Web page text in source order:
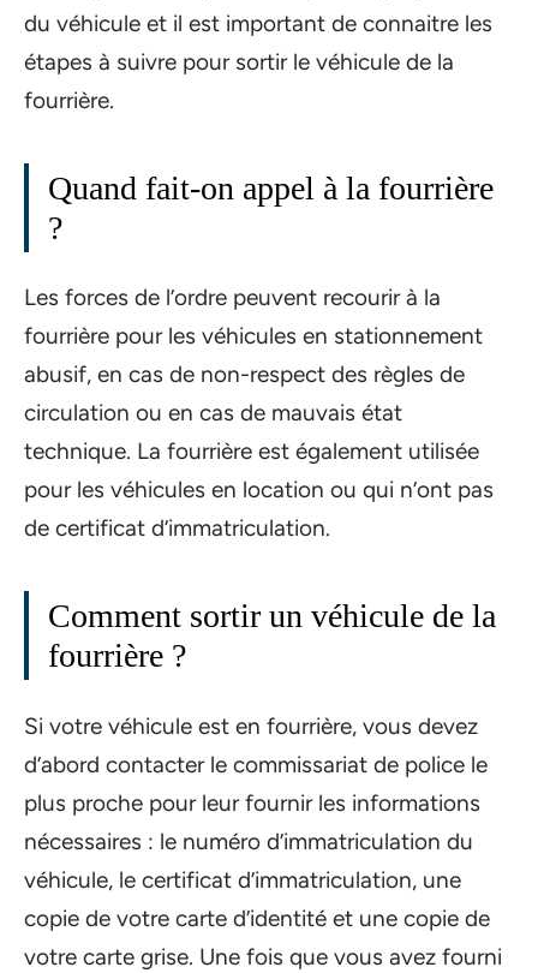
du véhicule et il est important de connaitre les
étapes à suivre pour sortir le véhicule de la
fourrière.
Quand fait-on appel à la fourrière
?
Les forces de l’ordre peuvent recourir à la
fourrière pour les véhicules en stationnement
abusif, en cas de non-respect des règles de
circulation ou en cas de mauvais état
technique. La fourrière est également utilisée
pour les véhicules en location ou qui n’ont pas
de certificat d’immatriculation.
Comment sortir un véhicule de la
fourrière ?
Si votre véhicule est en fourrière, vous devez
d’abord contacter le commissariat de police le
plus proche pour leur fournir les informations
nécessaires : le numéro d’immatriculation du
véhicule, le certificat d’immatriculation, une
copie de votre carte d’identité et une copie de
votre carte grise. Une fois que vous avez fourni